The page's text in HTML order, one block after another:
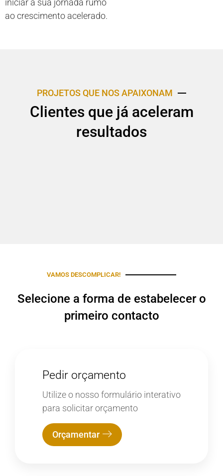
iniciar a sua jornada rumo
ao crescimento acelerado.
PROJETOS QUE NOS APAIXONAM
Clientes que já aceleram
resultados
VAMOS DESCOMPLICAR!
Selecione a forma de estabelecer o
primeiro contacto
Pedir orçamento
Utilize o nosso formulário interativo
para solicitar orçamento
Orçamentar